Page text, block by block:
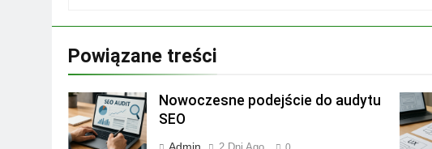
Powiązane treści
Nowoczesne podejście do audytu
SEO